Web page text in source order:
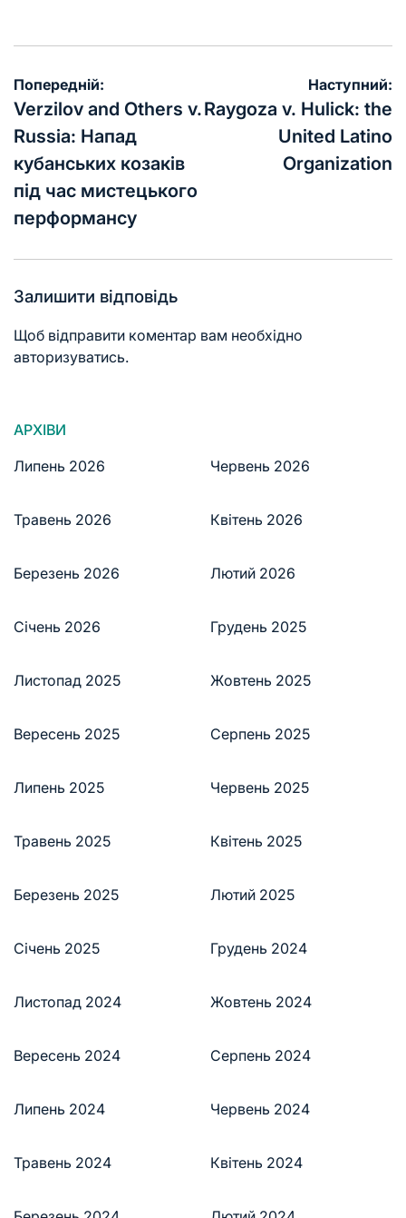
Попередній:
Verzilov and Others v.
Russia: Напад
кубанських козаків
під час мистецького
перформансу
Наступний:
Raygoza v. Hulick: the
United Latino
Organization
Залишити відповідь
Щоб відправити коментар вам необхідно
авторизуватись.
АРХІВИ
Липень 2026
Червень 2026
Травень 2026 Квітень 2026
Березень 2026 Лютий 2026
Січень 2026 Грудень 2025
Листопад 2025 Жовтень 2025
Вересень 2025 Серпень 2025
Липень 2025 Червень 2025
Травень 2025 Квітень 2025
Березень 2025 Лютий 2025
Січень 2025 Грудень 2024
Листопад 2024 Жовтень 2024
Вересень 2024 Серпень 2024
Липень 2024 Червень 2024
Травень 2024 Квітень 2024